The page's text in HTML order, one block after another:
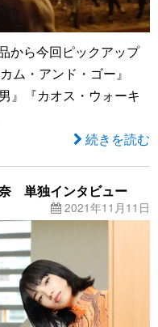
から今回ピックアップ
ム・アンド・ゴー』
』『カオス・ウォーキ
続きを読む
奈 単独インタビュー
2021年11月11日